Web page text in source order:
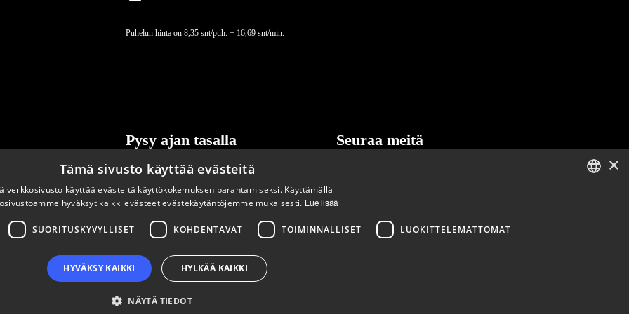
Puhelun hinta on 8,35 snt/puh. + 16,69 snt/min.
Pysy ajan tasalla
Tilaa uutiskirjeemme
Seuraa meitä
×
Tämä sivusto käyttää evästeitä
verkkosivusto käyttää evästeitä käyttökokemuksen parantamiseksi. Käyttämällä
hyväksyt kaikki evästeet evästekäytäntöjemme mukaisesti. Lue lisää
SUORITUSKYVYLLISET KOHDENTAVAT TOIMINNALLISET LUOKITTELEMATTOMAT
HYVÄKSY KAIKKI HYLKÄÄ KAIKKI
NÄYTÄ TIEDOT